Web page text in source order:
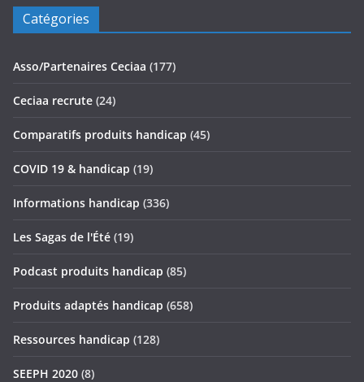
Catégories
Asso/Partenaires Ceciaa (177)
Ceciaa recrute (24)
Comparatifs produits handicap (45)
COVID 19 & handicap (19)
Informations handicap (336)
Les Sagas de l'Été (19)
Podcast produits handicap (85)
Produits adaptés handicap (658)
Ressources handicap (128)
SEEPH 2020 (8)